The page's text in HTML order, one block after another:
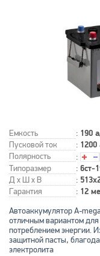
Емкость : 190
Пусковой ток : 1200
Полярность
:
Типоразмер
: 6ст-
Д x Ш x В :
Гарантия : 12
Автоаккумулятор A-
отличным вариантом
потреблением энергии.
защитной пасты,
электролита